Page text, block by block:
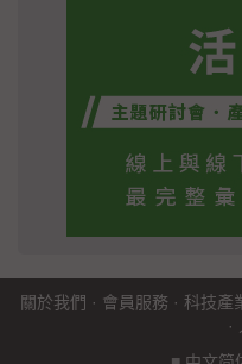
關於我們 · 會員服務 · 科技產
·